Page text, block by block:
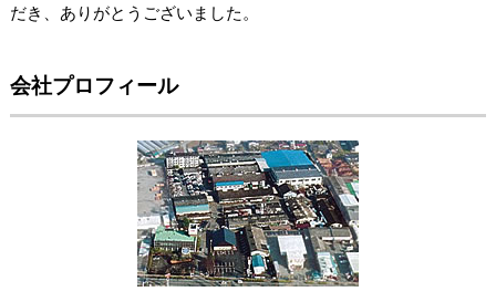
だき、ありがとうございました。
会社プロフィール